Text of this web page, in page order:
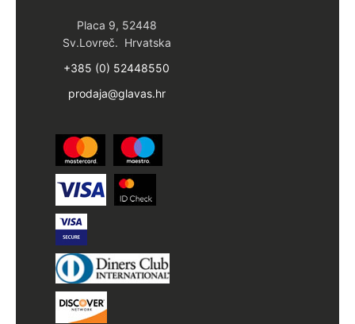
Placa 9, 52448
Sv.Lovreč. Hrvatska
+385 (0) 52448550
prodaja@glavas.hr